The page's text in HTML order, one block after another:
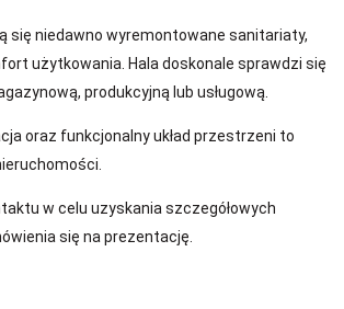
się niedawno wyremontowane sanitariaty,
użytkowania. Hala doskonale sprawdzi się
produkcyjną lub usługową.
oraz funkcjonalny układ przestrzeni to
w celu uzyskania szczegółowych
się na prezentację.